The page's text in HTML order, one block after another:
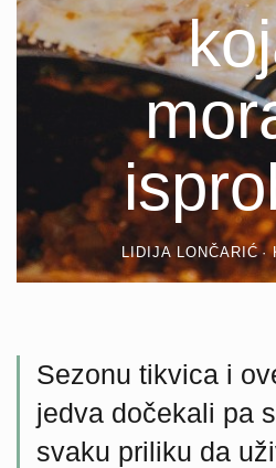
LIDIJA LONČARIĆ
Sezonu tikvica i
jedva dočekali pa
svaku priliku da